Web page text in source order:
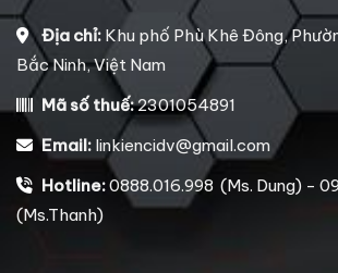
Địa chỉ: Khu phố Phù Khê Đông,
Bắc Ninh, Việt Nam
Mã số thuế:2301054891
Email: linkiencidv@gmail.com
Hotline:0888.016.998 (Ms. Dung) -
(Ms.Thanh)